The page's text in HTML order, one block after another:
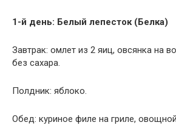
1-й день: Белый лепесток (Белка)
Завтрак: омлет из 2 яиц, овсянка на
без сахара.
Полдник: яблоко.
Обед: куриное филе на гриле,